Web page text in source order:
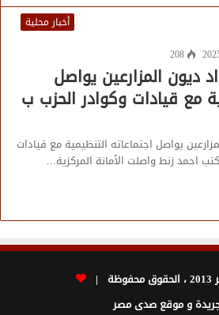
أخبار محلية
208
المزارعين يواصل
مع قيادات وكوادر الحزب ب
يواصل اجتماعاته التنظيمية مع قيادات
|
و موقع صدى مصر